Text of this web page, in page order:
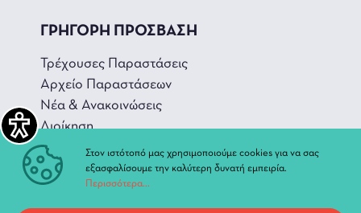
ΓΡΗΓΟΡΗ ΠΡΟΣΒΑΣΗ
Τρέχουσες Παραστάσεις
Αρχείο Παραστάσεων
Νέα & Ανακοινώσεις
Διοίκηση
Ιστορία
Χώροι και Αίθουσες
Στον ιστότοπό μας χρησιμοποιούμε cookies για να σας
εξασφαλίσουμε την καλύτερη δυνατή εμπειρία.
Περισσότερα...